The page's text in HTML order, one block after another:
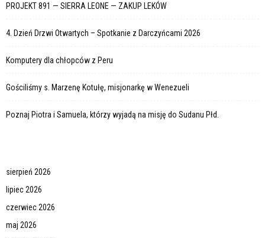
PROJEKT 891 — SIERRA LEONE — ZAKUP LEKÓW
4. Dzień Drzwi Otwartych – Spotkanie z Darczyńcami 2026
Komputery dla chłopców z Peru
Gościliśmy s. Marzenę Kotułę, misjonarkę w Wenezueli
Poznaj Piotra i Samuela, którzy wyjadą na misję do Sudanu Płd.
sierpień 2026
lipiec 2026
czerwiec 2026
maj 2026